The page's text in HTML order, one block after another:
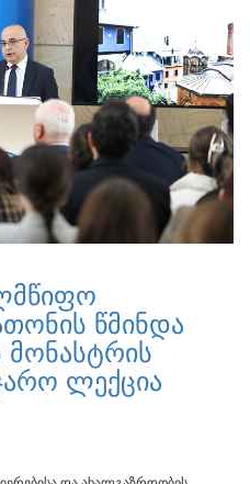
წმინდა
მონასტრის
ლექცია